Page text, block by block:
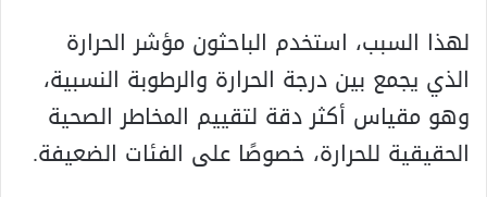
لهذا السبب، استخدم الباحثون مؤشر الحرارة
الذي يجمع بين درجة الحرارة والرطوبة النسبية،
وهو مقياس أكثر دقة لتقييم المخاطر الصحية
الحقيقية للحرارة، خصوصًا على الفئات الضعيفة.